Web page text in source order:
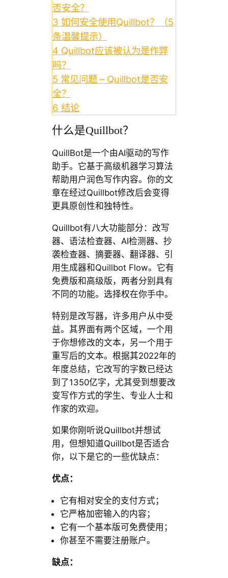
否安全？
3 如何安全使用Quillbot？（5
条温馨提示）
4 Quillbot应该被认为是作弊
吗？
5 常见问题 – Quillbot是否安
全？
6 结论
什么是Quillbot？
QuillBot是一个由AI驱动的写作
助手。它基于高级机器学习算法
帮助用户润色写作内容。你的文
章在经过Quillbot修改后会变得
更具原创性和独特性。
Quillbot有八大功能部分：改写
器、语法检查器、AI检测器、抄
袭检查器、摘要器、翻译器、引
用生成器和Quillbot Flow。它有
免费版和高级版，两者分别具有
不同的功能。选择权在你手中。
特别是改写器，许多用户从中受
益。其界面有两个区域，一个用
于你想修改的文本，另一个用于
重写后的文本。根据其2022年的
年度总结，它改写的字数已经达
到了1350亿字，尤其受到想要改
变写作方式的学生、专业人士和
作家的欢迎。
如果你刚听说Quillbot并想试
用，但想知道Quillbot是否适合
你，以下是它的一些优缺点：
优点：
它有相对安全的支付方式；
它严格加密输入的内容；
它有一个基本版可免费使用；
你甚至不需要注册账户。
缺点：